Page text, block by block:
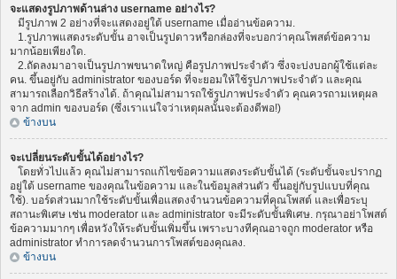
จะแสดงรูปภาพด้านล่าง username อย่างไร?
มีรูปภาพ 2 อย่างที่จะแสดงอยู่ใต้ username เมื่ออ่านข้อความ.
1.รูปภาพแสดงระดับขั้น อาจเป็นรูปดาวหรือกล่องที่จะบอกว่าคุณโพสต์ข้อความ
มากน้อยเพียงใด.
2.ถัดลงมาอาจเป็นรูปภาพขนาดใหญ่ คือรูปภาพประจำตัว ซึ่งจะบ่งบอกผู้ใช้แต่ละ
คน. ขึ้นอยู่กับ administrator ของบอร์ด ที่จะยอมให้ใช้รูปภาพประจำตัว และคุณ
สามารถเลือกวิธีสร้างได้. ถ้าคุณไม่สามารถใช้รูปภาพประจำตัว คุณควรถามเหตุผล
จาก admin ของบอร์ด (ซึ่งเราแน่ใจว่าเหตุผลนั้นจะต้องดีพอ!)
ข้างบน
จะเปลี่ยนระดับขั้นได้อย่างไร?
โดยทั่วไปแล้ว คุณไม่สามารถแก้ไขข้อความแสดงระดับขั้นได้ (ระดับขั้นจะปรากฏ
อยู่ใต้ username ของคุณในข้อความ และในข้อมูลส่วนตัว ขึ้นอยู่กับรูปแบบที่คุณ
ใช้). บอร์ดส่วนมากใช้ระดับขั้นเพื่อแสดงจำนวนข้อความที่คุณโพสต์ และเพื่อระบุ
สถานะพิเศษ เช่น moderator และ administrator จะมีระดับขั้นพิเศษ. กรุณาอย่าโพสต์
ข้อความมากๆ เพื่อหวังให้ระดับขั้นเพิ่มขึ้น เพราะบางทีคุณอาจถูก moderator หรือ
administrator ทำการลดจำนวนการโพสต์ของคุณลง.
ข้างบน